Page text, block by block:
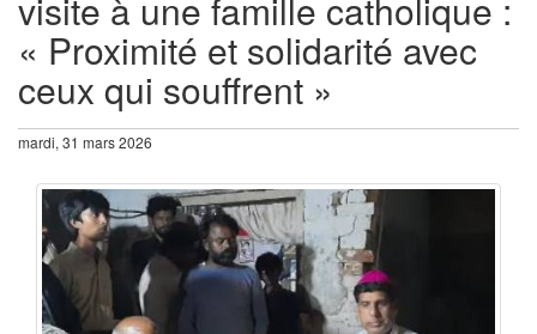
« Proximité et solidarité avec
ceux qui souffrent »
mardi, 31 mars 2026